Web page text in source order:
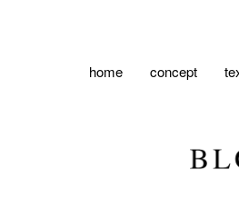
home concept